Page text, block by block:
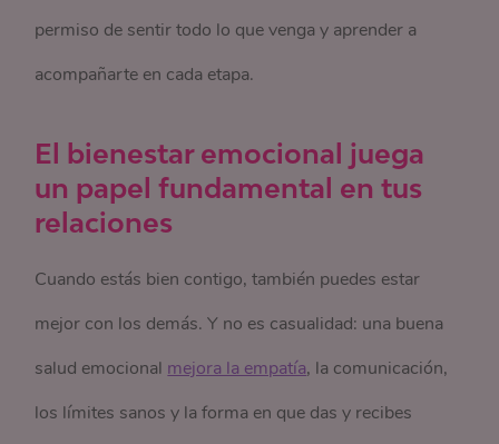
permiso de sentir todo lo que venga y aprender a
acompañarte en cada etapa.
El bienestar emocional juega
un papel fundamental en tus
relaciones
Cuando estás bien contigo, también puedes estar
mejor con los demás. Y no es casualidad: una buena
salud emocional mejora la empatía, la comunicación,
los límites sanos y la forma en que das y recibes